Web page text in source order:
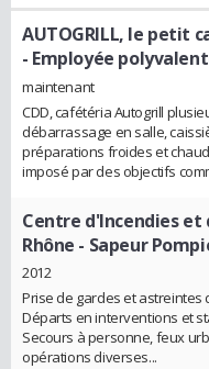
AUTOGRILL, le petit
- Employée
maintenant
CDD, cafétéria Autogrill
débarrassage en salle,
préparations froides et
imposé par des objectifs
Centre d'Incendies et
Rhône - Sapeur
2012
Prise de gardes et
Départs en interventions et
Secours à personne, feux
opérations diverses...